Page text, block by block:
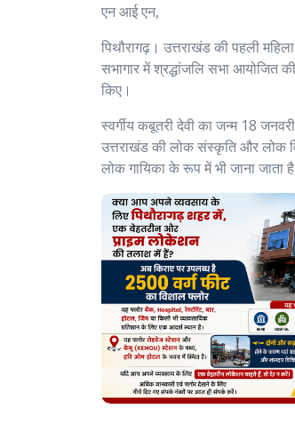
एन आई एन,
पिथौरागढ़। उत्तराखंड की पहली
सभागार में श्रद्धांजलि सभा आयोजित
किए।
स्वर्गीय कबूतरी देवी का जन्म 18
उत्तराखंड की लोक संस्कृति और लोक
लोक गायिका के रूप में भी जाना जाता